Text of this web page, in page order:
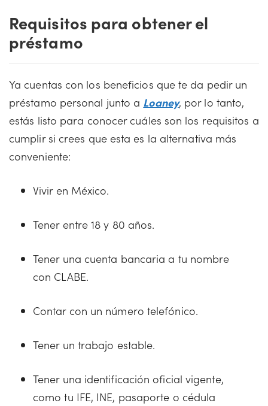
Requisitos para obtener el
préstamo
Ya cuentas con los beneficios que te da pedir un
préstamo personal junto a Loaney, por lo tanto,
estás listo para conocer cuáles son los requisitos a
cumplir si crees que esta es la alternativa más
conveniente:
Vivir en México.
Tener entre 18 y 80 años.
Tener una cuenta bancaria a tu nombre
con CLABE.
Contar con un número telefónico.
Tener un trabajo estable.
Tener una identificación oficial vigente,
como tu IFE, INE, pasaporte o cédula